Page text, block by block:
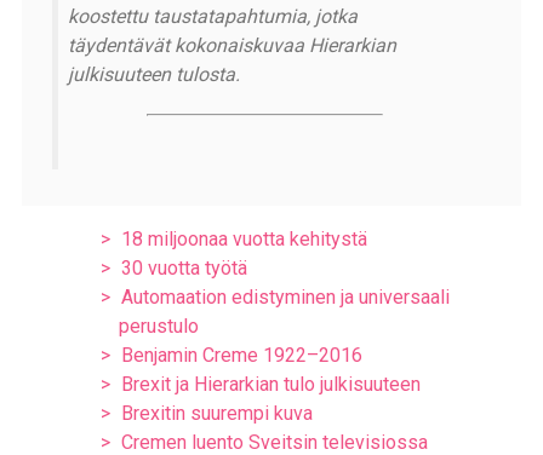
koostettu taustatapahtumia, jotka
täydentävät kokonaiskuvaa Hierarkian
julkisuuteen tulosta.
18 miljoonaa vuotta kehitystä
30 vuotta työtä
Automaation edistyminen ja universaali
perustulo
Benjamin Creme 1922–2016
Brexit ja Hierarkian tulo julkisuuteen
Brexitin suurempi kuva
Cremen luento Sveitsin televisiossa